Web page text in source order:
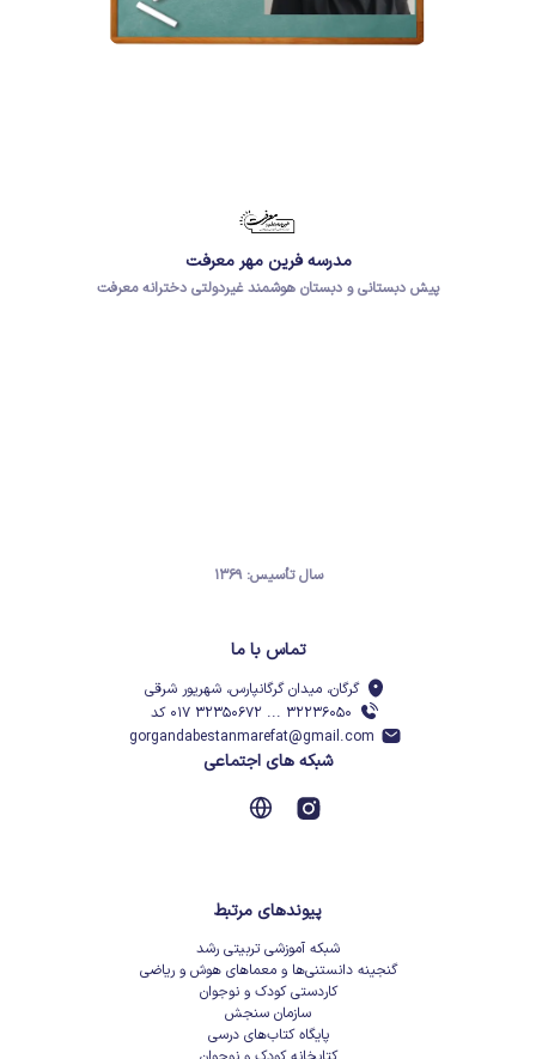
مدرسه فرین مهر معرفت
پیش دبستانی و دبستان هوشمند غیردولتی دخترانه معرفت
سال تأسیس: ۱۳۶۹
تماس با ما
گرگان، میدان گرگانپارس، شهریور شرقی
۳۲۲۳۶۰۵۰ ... ۳۲۳۵۰۶۷۲ ۰۱۷ کد
gorgandabestanmarefat@gmail.com
شبکه های اجتماعی
پیوندهای مرتبط
شبکه آموزشی تربیتی رشد
گنجینه دانستنی‌ها و معماهای هوش و ریاضی
کاردستی کودک و نوجوان
سازمان سنجش
پایگاه کتاب‌های درسی